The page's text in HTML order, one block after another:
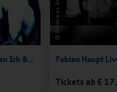
Flowerpornoes spielen Ich & Ich Fabian Haupt
Tickets ab €